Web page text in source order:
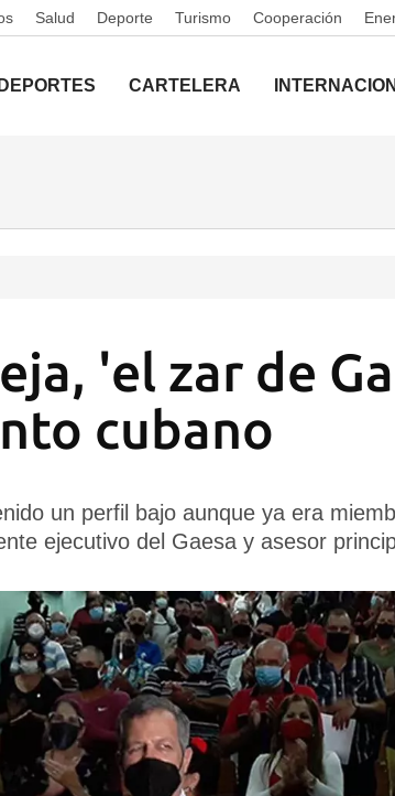
Salud Deporte Turismo Cooperación
DEPORTES CARTELERA
'el zar de
cubano
un perfil bajo aunque ya era
ejecutivo del Gaesa y asesor